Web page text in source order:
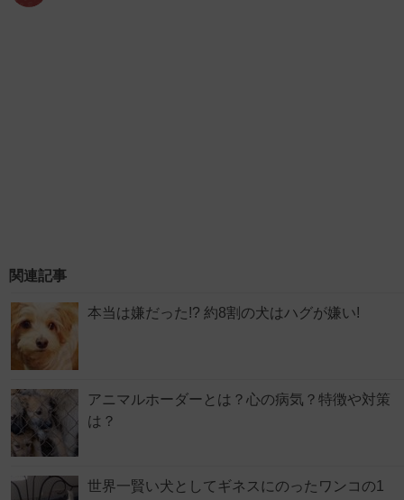
関連記事
本当は嫌だった!? 約8割の犬はハグが嫌い!
アニマルホーダーとは？心の病気？特徴や対策
は？
世界一賢い犬としてギネスにのったワンコの1